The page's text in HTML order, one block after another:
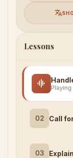
translate
Lessons
graphic_eq Playing
02 Call
03